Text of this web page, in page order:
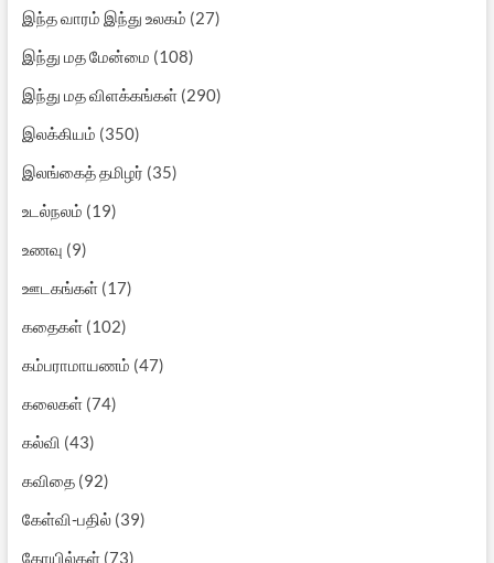
இந்த வாரம் இந்து உலகம் (27)
இந்து மத மேன்மை (108)
இந்து மத விளக்கங்கள்(290)
இலக்கியம் (350)
இலங்கைத் தமிழர் (35)
உடல்நலம் (19)
உணவு (9)
ஊடகங்கள்(17)
கதைகள்(102)
கம்பராமாயணம் (47)
கலைகள்(74)
கல்வி (43)
கவிதை(92)
கேள்வி-பதில்(39)
கோயில்கள்(73)